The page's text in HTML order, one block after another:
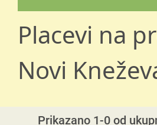
Placevi na
Novi
Prikazano 1-0 od